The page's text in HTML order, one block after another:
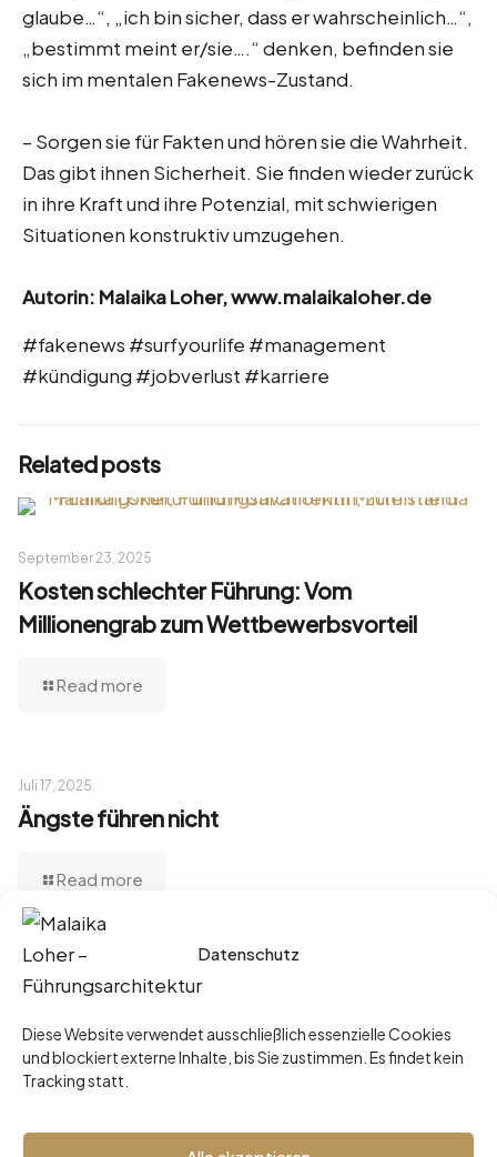
Datenschutz
Diese Website verwendet ausschließlich essenzielle Cookies
und blockiert externe Inhalte, bis Sie zustimmen. Es findet kein
Tracking statt.
glaube…“, „ich bin sicher, dass er wahrscheinlich…“,
„bestimmt meint er/sie….“ denken, befinden sie
sich im mentalen Fakenews-Zustand.
– Sorgen sie für Fakten und hören sie die Wahrheit.
Das gibt ihnen Sicherheit. Sie finden wieder zurück
in ihre Kraft und ihre Potenzial, mit schwierigen
Situationen konstruktiv umzugehen.
Autorin: Malaika Loher, www.malaikaloher.de
#fakenews #surfyourlife #management
#kündigung #jobverlust #karriere
Related posts
September 23, 2025
Kosten schlechter Führung: Vom
Millionengrab zum Wettbewerbsvorteil
Read more
Juli 17, 2025
Ängste führen nicht
Read more
Juni 3, 2025
„Ich mach’s lieber selbst.“ – Der teuerste
Satz einer Führungskraft